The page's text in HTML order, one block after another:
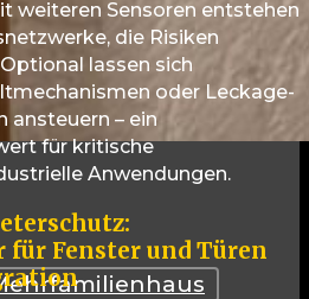
weiteren Sensoren entstehen
die Risiken
lassen sich
oder Leckage-
ansteuern – ein
für kritische
Anwendungen.
für Fenster und Türen